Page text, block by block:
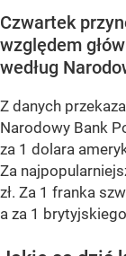
Czwartek
względem
według
Z danych
Narodowy Bank
za 1 dolara
Za
zł. Za 1 franka
a za 1